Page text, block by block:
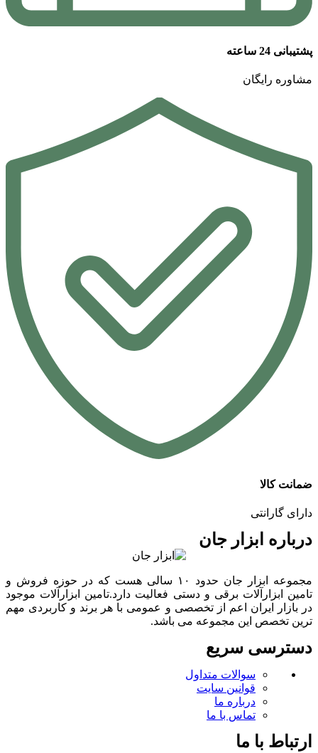
پشتیبانی 24 ساعته
مشاوره رایگان
ضمانت کالا
دارای گارانتی
درباره ابزار جان
مجموعه ابزار جان حدود ۱۰ سالی هست که در حوزه فروش و
تامین ابزارآلات برقی و دستی فعالیت دارد.تامین ابزارآلات موجود
در بازار ایران اعم از تخصصی و عمومی با هر برند و کاربردی مهم
ترین تخصص این مجموعه می باشد.
دسترسی سریع
سوالات متداول
قوانین سایت
درباره ما
تماس با ما
ارتباط با ما